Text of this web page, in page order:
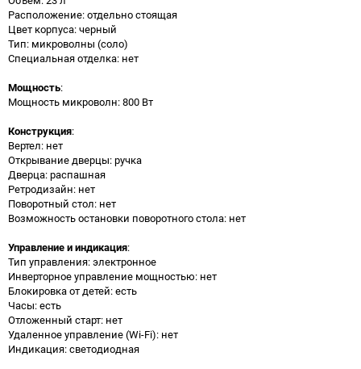
Расположение: отдельно стоящая
Цвет корпуса: черный
Тип: микроволны (соло)
Специальная отделка: нет
Мощность:
Мощность микроволн: 800 Вт
Конструкция:
Вертел: нет
Открывание дверцы: ручка
Дверца: распашная
Ретродизайн: нет
Поворотный стол: нет
Возможность остановки поворотного стола: нет
Управление и индикация:
Тип управления: электронное
Инверторное управление мощностью: нет
Блокировка от детей: есть
Часы: есть
Отложенный старт: нет
Удаленное управление (Wi-Fi): нет
Индикация: светодиодная